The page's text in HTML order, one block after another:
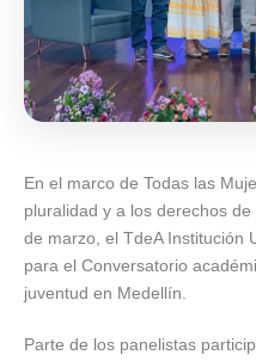
En el marco de Todas las
pluralidad y a los derechos
de marzo, el TdeA Institución
para el Conversatorio
juventud en Medellín.
Parte de los panelistas